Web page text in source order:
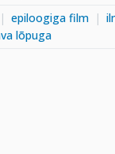
epiloogiga film
lõpuga